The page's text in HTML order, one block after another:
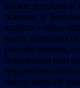
Нижеследующий
основы. В
хранятся лишь
после изгнания
расстрелянных,
исполнены они
перечислено
число записей